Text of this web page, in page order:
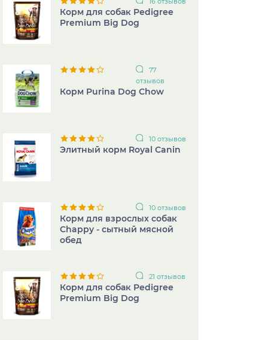
Корм для собак Pedigree
Premium Big Dog
77
отзывов
Корм Purina Dog Chow
10 отзывов
Элитный корм Royal Canin
10 отзывов
Корм для взрослых собак
Chappy - сытный мясной
обед
21 отзывов
Корм для собак Pedigree
Premium Big Dog